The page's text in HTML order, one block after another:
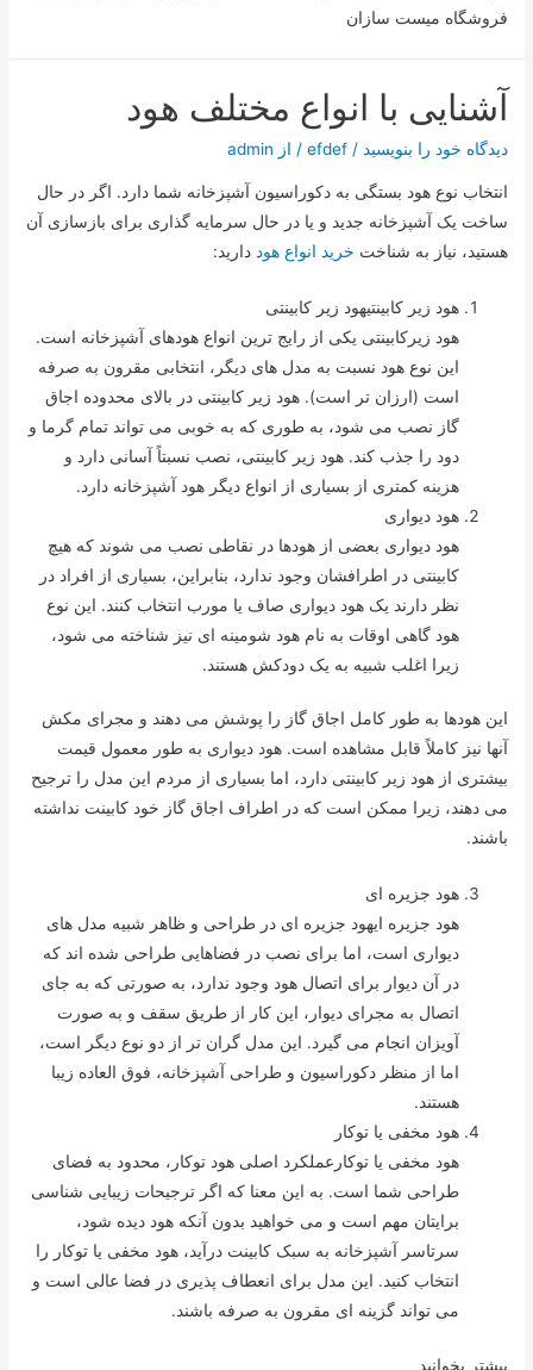
فروشگاه میست سازان
آشنایی با انواع مختلف هود
دیدگاه‌ خود را بنویسید /
efdef / از admin
انتخاب نوع هود بستگی به دکوراسیون آشپزخانه شما دارد. اگر در حال
ساخت یک آشپزخانه جدید و یا در حال سرمایه گذاری برای بازسازی آن
هستید، نیاز به شناخت خرید انواع هود دارید:
هود زیر کابینتیهود زیر کابینتی
هود زیرکابینتی یکی از رایج ترین انواع هودهای آشپزخانه است.
این نوع هود نسبت به مدل های دیگر، انتخابی مقرون به صرفه
است (ارزان تر است). هود زیر کابینتی در بالای محدوده اجاق
گاز نصب می شود، به طوری که به خوبی می تواند تمام گرما و
دود را جذب کند. هود زیر کابینتی، نصب نسبتاً آسانی دارد و
هزینه کمتری از بسیاری از انواع دیگر هود آشپزخانه دارد.
هود دیواری
هود دیواری بعضی از هودها در نقاطی نصب می شوند که هیچ
کابینتی در اطرافشان وجود ندارد، بنابراین، بسیاری از افراد در
نظر دارند یک هود دیواری صاف یا مورب انتخاب کنند. این نوع
هود گاهی اوقات به نام هود شومینه ای نیز شناخته می شود،
زیرا اغلب شبیه به یک دودکش هستند.
این هودها به طور کامل اجاق گاز را پوشش می دهند و مجرای مکش
آنها نیز کاملاً قابل مشاهده است. هود دیواری به طور معمول قیمت
بیشتری از هود زیر کابینتی دارد، اما بسیاری از مردم این مدل را ترجیح
می دهند، زیرا ممکن است که در اطراف اجاق گاز خود کابینت نداشته
باشند.
هود جزیره ای
هود جزیره ایهود جزیره ای در طراحی و ظاهر شبیه مدل های
دیواری است، اما برای نصب در فضاهایی طراحی شده اند که
در آن دیوار برای اتصال هود وجود ندارد، به صورتی که به جای
اتصال به مجرای دیوار، این کار از طریق سقف و به صورت
آویزان انجام می گیرد. این مدل گران تر از دو نوع دیگر است،
اما از منظر دکوراسیون و طراحی آشپزخانه، فوق العاده زیبا
هستند.
هود مخفی یا توکار
هود مخفی یا توکارعملکرد اصلی هود توکار، محدود به فضای
طراحی شما است. به این معنا که اگر ترجیحات زیبایی شناسی
برایتان مهم است و می خواهید بدون آنکه هود دیده شود،
سرتاسر آشپزخانه به سبک کابینت درآید، هود مخفی یا توکار را
انتخاب کنید. این مدل برای انعطاف پذیری در فضا عالی است و
می تواند گزینه ای مقرون به صرفه باشند.
بیشتر بخوانید